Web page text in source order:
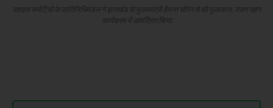
दशहरा कमेटियों के प्रतिनिधिमंडल ने झारखंड के मुख्यमंत्री हेमन्त सोरेन से की मुलाकात, रावण दहन